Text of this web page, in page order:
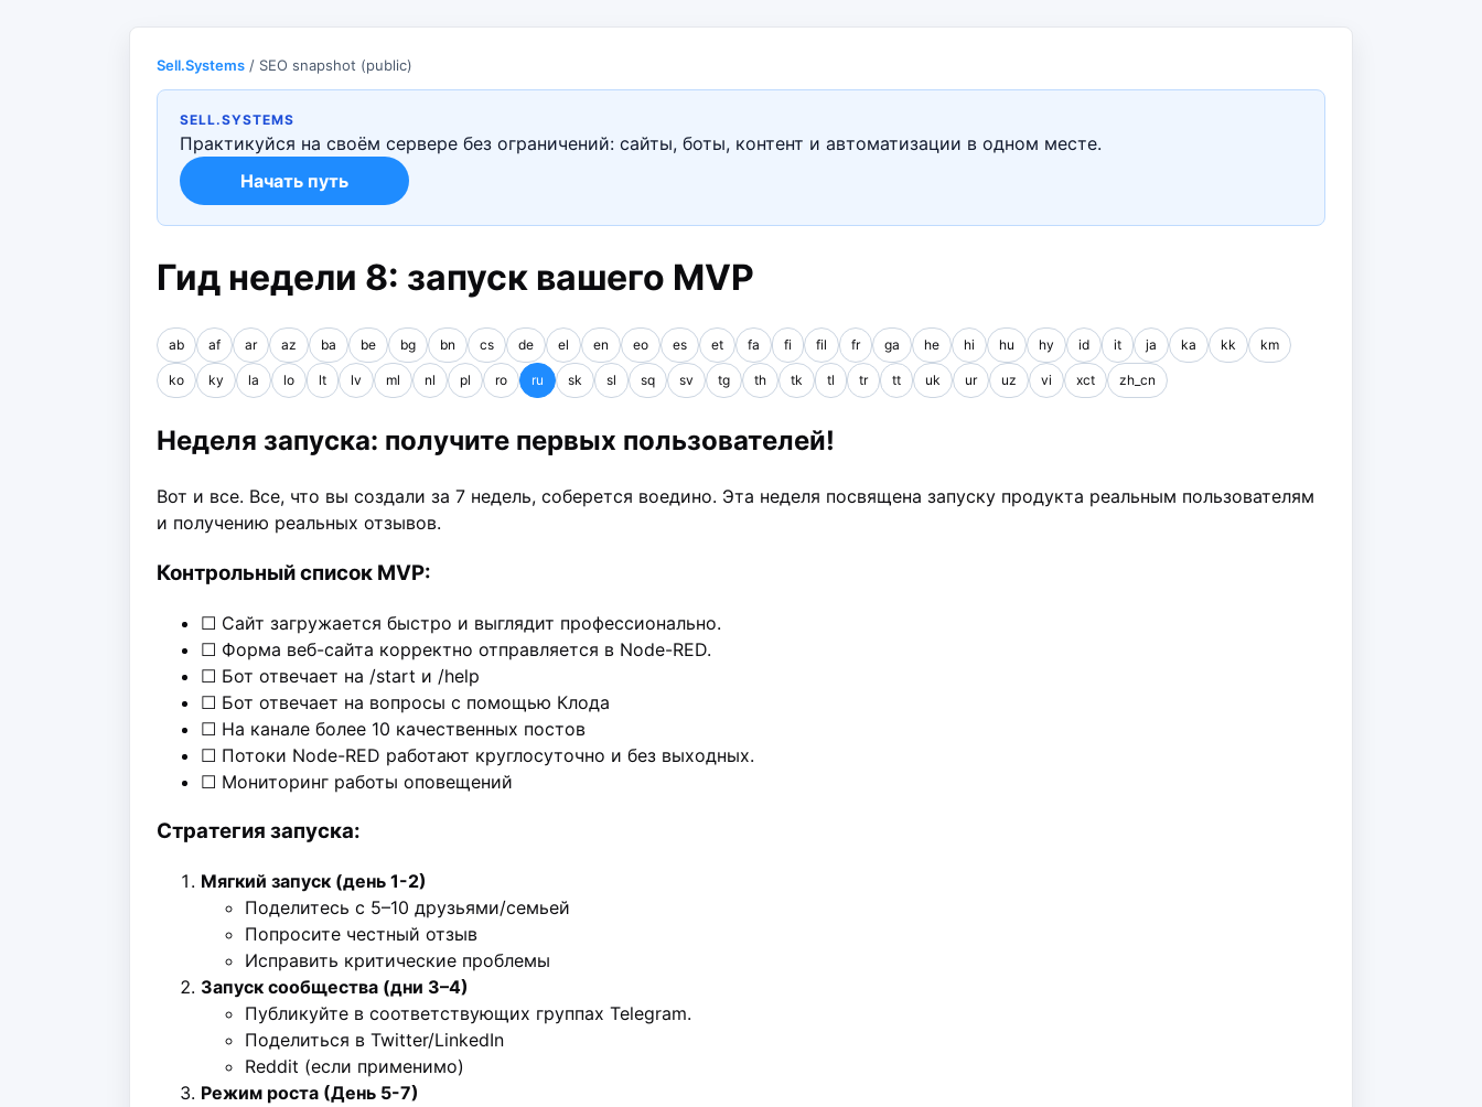
Sell.Systems / SEO snapshot (public)
SELL.SYSTEMS
Практикуйся на своём сервере без ограничений: сайты, боты, контент и автоматизации в одном месте.
Начать путь
Гид недели 8: запуск вашего MVP
ab af ar az ba be bg bn cs de el en eo es et fa fi fil fr ga he hi hu hy id it ja ka kk km
ko ky la lo lt lv ml nl pl ro ru sk sl sq sv tg th tk tl tr tt uk ur uz vi xct zh_cn
Неделя запуска: получите первых пользователей!
Вот и все. Все, что вы создали за 7 недель, соберется воедино. Эта неделя посвящена запуску продукта реальным пользователям
и получению реальных отзывов.
Контрольный список MVP:
☐ Сайт загружается быстро и выглядит профессионально.
☐ Форма веб-сайта корректно отправляется в Node-RED.
☐ Бот отвечает на /start и /help
☐ Бот отвечает на вопросы с помощью Клода
☐ На канале более 10 качественных постов
☐ Потоки Node-RED работают круглосуточно и без выходных.
☐ Мониторинг работы оповещений
Стратегия запуска:
Мягкий запуск (день 1-2)
Поделитесь с 5–10 друзьями/семьей
Попросите честный отзыв
Исправить критические проблемы
Запуск сообщества (дни 3–4)
Публикуйте в соответствующих группах Telegram.
Поделиться в Twitter/LinkedIn
Reddit (если применимо)
Режим роста (День 5-7)